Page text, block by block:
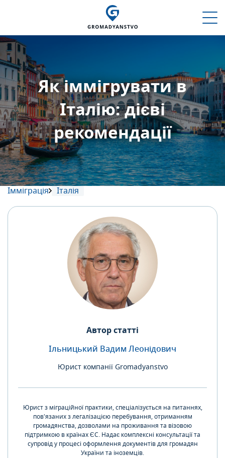
Як іммігрувати в
Італію: дієві
рекомендації
Імміграція Італія
Автор статті
Ільницький Вадим Леонідович
Юрист компанії Gromadyanstvo
Юрист з міграційної практики, спеціалізується на питаннях,
пов'язаних з легалізацією перебування, отриманням
громадянства, дозволами на проживання та візовою
підтримкою в країнах ЄС. Надає комплексні консультації та
супровід у процесі оформлення документів для громадян
України та іноземців.